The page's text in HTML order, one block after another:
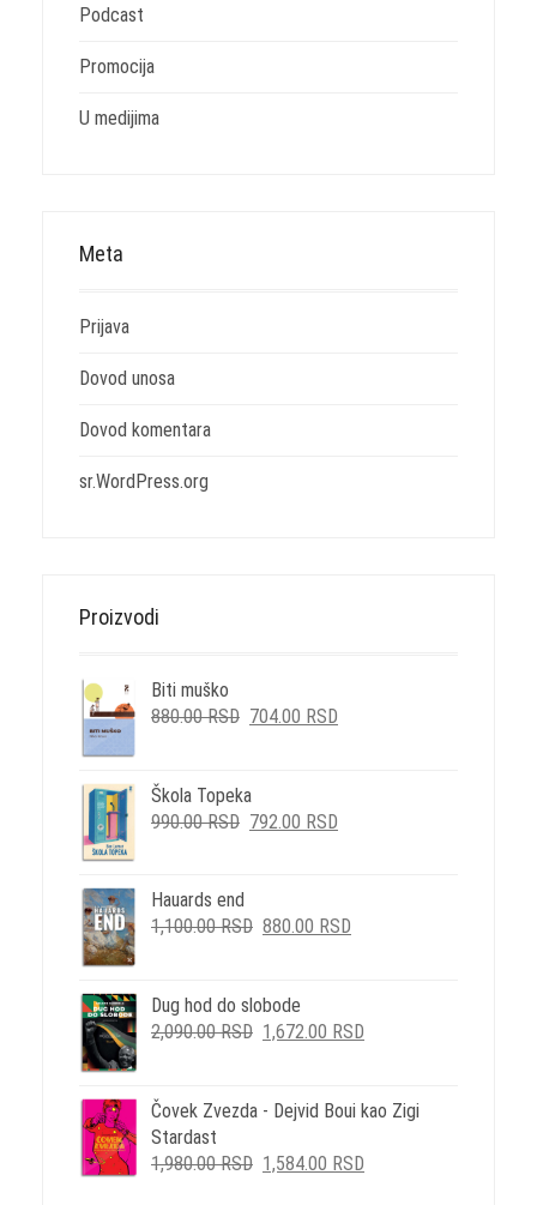
Podcast
Promocija
U medijima
Meta
Prijava
Dovod unosa
Dovod komentara
sr.WordPress.org
Proizvodi
Biti muško
880.00RSD ORIGINALNA
BILA:
880.00 RSD.
704.00 RSD
Škola Topeka
990.00RSD ORIGINALNA
990.00 RSD.
792.00 RSD
Hauards end
1,100.00RSD ORIGINALNA
BILA:
1,100.00 RSD.
880.00 RSD
Dug hod do slobode
2,090.00RSD ORIGINALNA
BILA:
1,672.00 RSD
1,672.00 RSD.
Čovek Zvezda - Dejvid Boui kao Zigi
Stardast
1,980.00RSD ORIGINALNA
1,584.00 RSD